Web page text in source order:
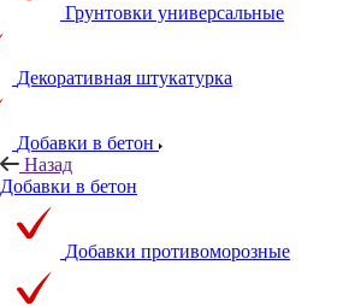
Грунтовки универсальные
Декоративная штукатурка
Добавки в бетон
Назад
Добавки в бетон
Добавки противоморозные